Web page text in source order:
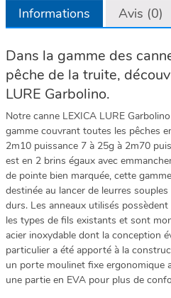
Informations Avis (0)
Dans la gamme des
pêche de la truite,
LURE Garbolino.
Notre canne LEXICA LURE
gamme couvrant toutes les pêches
2m10 puissance 7 à 25g à 2m70
est en 2 brins égaux avec
de pointe bien marquée, cette
destinée au lancer de leurres
durs. Les anneaux utilisés
les types de fils existants et sont
acier inoxydable dont la conception
particulier a été apporté à la
un porte moulinet fixe ergonomique
une partie en EVA pour plus de